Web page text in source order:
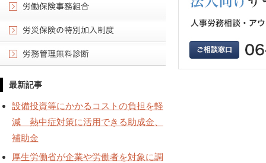
最新記事
設備投資等にかかるコストの負担を軽
減 熱中症対策に活用できる助成金、
補助金
厚生労働省が企業や労働者を対象に調